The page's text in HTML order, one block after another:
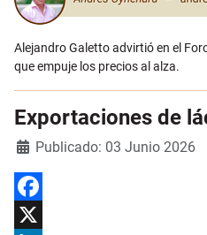
Alejandro Galetto advirtió en el
que empuje los precios al alza.
Exportaciones de
DetallesPublicado: 03 Junio 2026
Facebook